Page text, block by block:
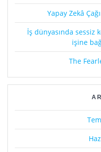
Yapay Zekâ
İş dünyasında sessiz
işine
The